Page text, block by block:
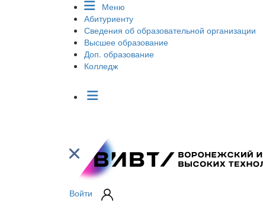
Меню
Абитуриенту
Сведения об образовательной организации
Высшее образование
Доп. образование
Колледж
Войти